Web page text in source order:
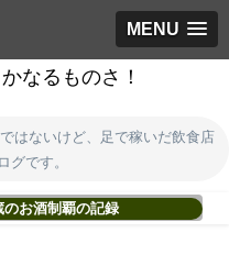
MENU
なるものさ！
はないけど、足で稼いだ飲食店
グです。
お酒制覇の記録